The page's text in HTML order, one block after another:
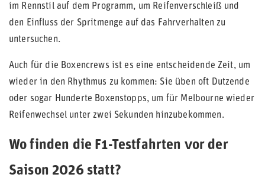
im Rennstil auf dem Programm, um Reifenverschleiß und
den Einfluss der Spritmenge auf das Fahrverhalten zu
untersuchen.
Auch für die Boxencrews ist es eine entscheidende Zeit, um
wieder in den Rhythmus zu kommen: Sie üben oft Dutzende
oder sogar Hunderte Boxenstopps, um für Melbourne wieder
Reifenwechsel unter zwei Sekunden hinzubekommen.
Wo finden die F1-Testfahrten vor der
Saison 2026 statt?